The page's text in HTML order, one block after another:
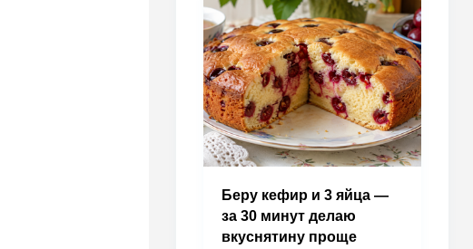
Беру кефир и 3 яйца —
за 30 минут делаю
вкуснятину проще